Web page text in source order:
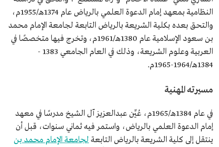
النظامية بمعهد إمام الدعوة العلمي بالرياض عام 1374هـ/1955م،
والتحق بعده بكلية الشريعة بالرياض التابعة لجامعة الإمام محمد
بن سعود الإسلامية عام 1380هـ/1961م، وتخرج فيها متخصصًا في
العربية وعلوم الشريعة، وذلك في العام الجامعي 1383 -
1384هـ/1964-1965م.
مسيرته المهنية
في عام 1384هـ/1965م، عُيِّن عبدالعزيز آل الشيخ مدرسًا في معهد
إمام الدعوة العلمي بالرياض، واستمر فيه ثماني سنوات، قبل أن
ينتقل إلى كلية الشريعة بالرياض التابعة لجامعة الإمام محمد بن